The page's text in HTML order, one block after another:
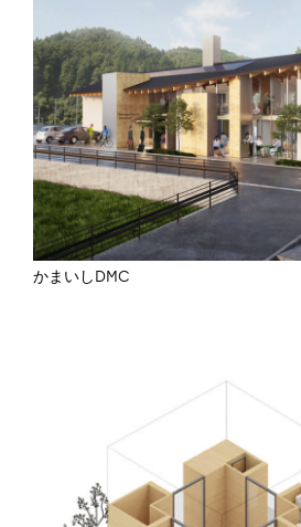
かまいしDMC